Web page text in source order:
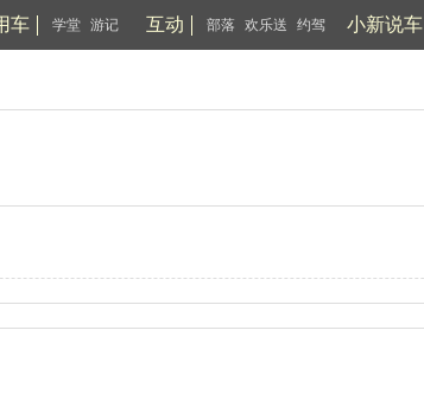
车 学堂 游记 互动 部落 欢乐送 约驾 小新说车